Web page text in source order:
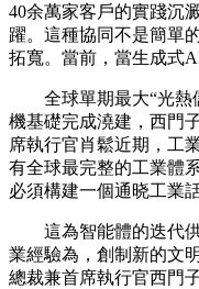
40余萬家客戶的實踐沉
躍。這種協同不是簡單
拓寬。當前，當生成式
全球單期最大“光熱
機基礎完成澆建，西門
席執行官肖鬆近期，工
有全球最完整的工業體
必須構建一個通晓工業
這為智能體的迭代供
業經驗為，創制新的文
總裁兼首席執行官西門